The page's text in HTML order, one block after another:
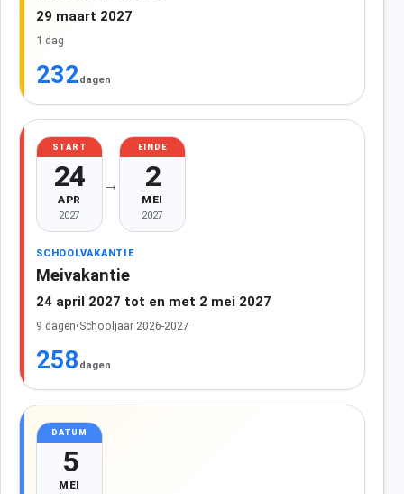
29 maart 2027
1 dag
232dagen
START
24
APR
2027
→
EINDE
2
MEI
2027
SCHOOLVAKANTIE
Meivakantie
24 april 2027 tot en met 2 mei 2027
9 dagen•Schooljaar 2026-2027
258 dagen
DATUM
5
MEI